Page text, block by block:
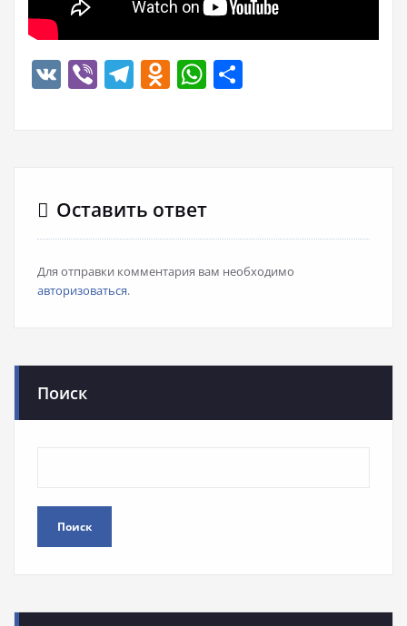
VK ViberTelegram
Odnoklassniki
WhatsApp
Оставить ответ
Для отправки комментария вам необходимо
авторизоваться.
Поиск
Поиск